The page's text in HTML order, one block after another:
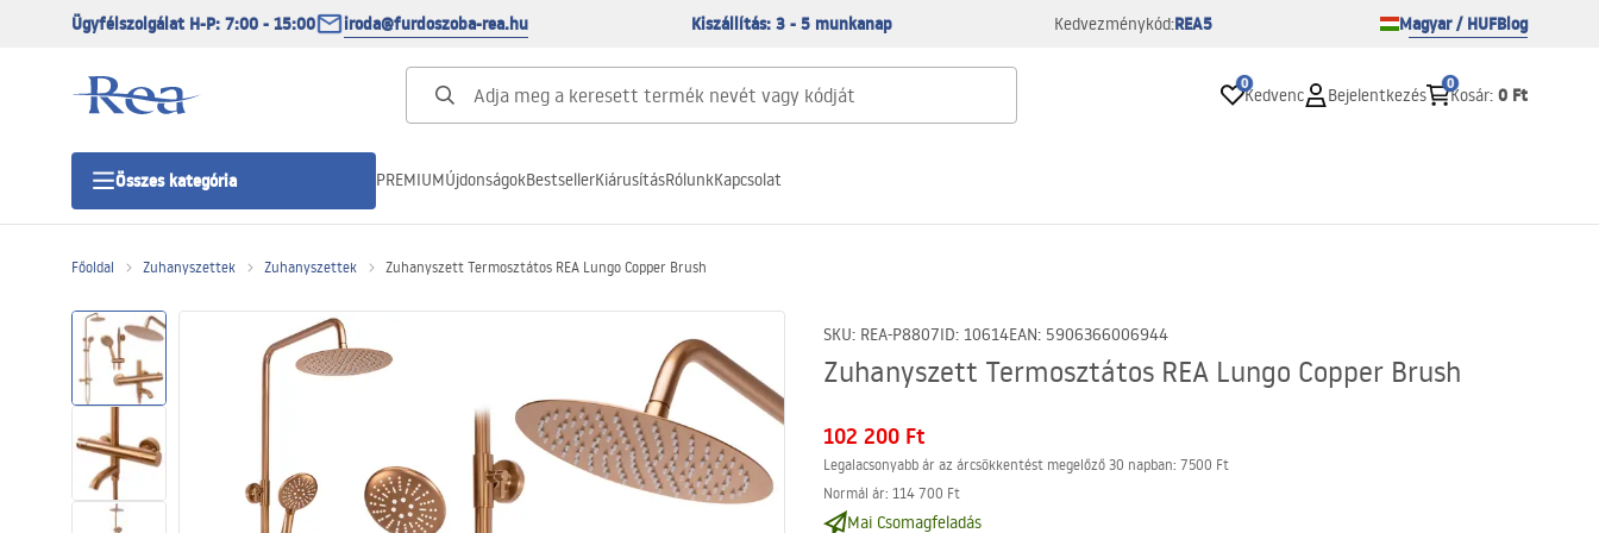
Ügyfélszolgálat H-P: 7:00 - 15:00 iroda@furdoszoba-rea.hu Kiszállítás: 3 - 5 munkanap Kedvezménykód:REA5 Magyar / HUFBlog
0
Kedvenc Bejelentkezés
0
Kosár: 0 Ft
Összes kategória
Zuhanyajtó
Zuhanylefolyók
PREMIUMÚjdonságokBestsellerKiárusításRólunkKapcsolat
Főoldal Zuhanyszettek Zuhanyszettek Zuhanyszett Termosztátos REA Lungo Copper Brush
SKU: REA-P8807ID: 10614EAN: 5906366006944
Zuhanyszett Termosztátos REA Lungo Copper Brush
102 200 Ft
Legalacsonyabb ár az árcsökkentést megelőző 30 napban: 7500 Ft
Normál ár: 114 700 Ft
Mai Csomagfeladás